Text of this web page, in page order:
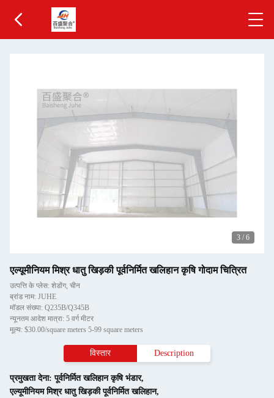
3 / 6
एल्यूमीनियम मिश्र धातु खिड़की पूर्वनिर्मित खलिहान कृषि गोदाम चित्रित
उत्पत्ति के प्लेस: शेडोंग, चीन
ब्रांड नाम: JUHE
मॉडल संख्या: Q235B/Q345B
न्यूनतम आदेश मात्रा: 5 वर्ग मीटर
मूल्य: $30.00/square meters 5-99 square meters
विस्तार Description
प्रमुखता देना:पूर्वनिर्मित खलिहान कृषि भंडार,
एल्यूमीनियम मिश्र धातु खिड़की पूर्वनिर्मित खलिहान,